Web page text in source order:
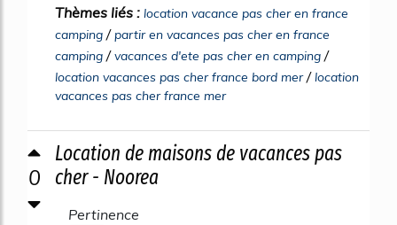
Thèmes liés : location vacance pas cher en france
camping /partir en vacances pas cher en france
camping /vacances d'ete pas cher en camping /
location vacances pas cher france bord mer/location
vacances pas cher france mer
0
Location de maisons de vacances pas
cher - Noorea
Pertinence